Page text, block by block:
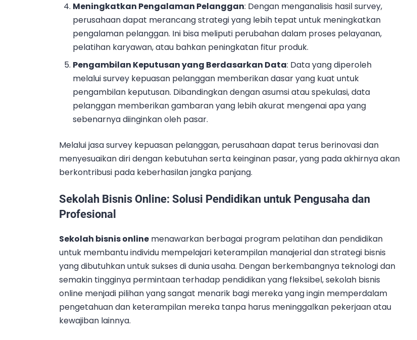
Meningkatkan Pengalaman Pelanggan: Dengan menganalisis hasil survey,
perusahaan dapat merancang strategi yang lebih tepat untuk meningkatkan
pengalaman pelanggan. Ini bisa meliputi perubahan dalam proses pelayanan,
pelatihan karyawan, atau bahkan peningkatan fitur produk.
Pengambilan Keputusan yang Berdasarkan Data: Data yang diperoleh
melalui survey kepuasan pelanggan memberikan dasar yang kuat untuk
pengambilan keputusan. Dibandingkan dengan asumsi atau spekulasi, data
pelanggan memberikan gambaran yang lebih akurat mengenai apa yang
sebenarnya diinginkan oleh pasar.
Melalui jasa survey kepuasan pelanggan, perusahaan dapat terus berinovasi dan
menyesuaikan diri dengan kebutuhan serta keinginan pasar, yang pada akhirnya akan
berkontribusi pada keberhasilan jangka panjang.
Sekolah Bisnis Online: Solusi Pendidikan untuk Pengusaha dan
Profesional
Sekolah bisnis online menawarkan berbagai program pelatihan dan pendidikan
untuk membantu individu mempelajari keterampilan manajerial dan strategi bisnis
yang dibutuhkan untuk sukses di dunia usaha. Dengan berkembangnya teknologi dan
semakin tingginya permintaan terhadap pendidikan yang fleksibel, sekolah bisnis
online menjadi pilihan yang sangat menarik bagi mereka yang ingin memperdalam
pengetahuan dan keterampilan mereka tanpa harus meninggalkan pekerjaan atau
kewajiban lainnya.